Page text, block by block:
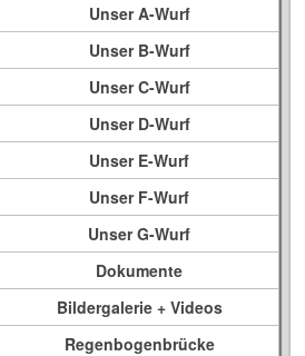
Unser A-Wurf
Unser B-Wurf
Unser C-Wurf
Unser D-Wurf
Unser E-Wurf
Unser F-Wurf
Unser G-Wurf
Dokumente
Bildergalerie + Videos
Regenbogenbrücke